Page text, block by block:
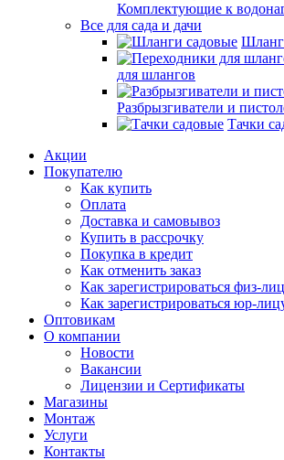
Комплектующие к
Все для сада и дачи
для шлангов
Разбрызгиватели и
Тачки
Акции
Покупателю
Как купить
Оплата
Доставка и самовывоз
Купить в рассрочку
Покупка в кредит
Как отменить заказ
Как зарегистрироваться физ-
Как зарегистрироваться юр-
Оптовикам
О компании
Новости
Вакансии
Лицензии и Сертификаты
Магазины
Монтаж
Услуги
Контакты